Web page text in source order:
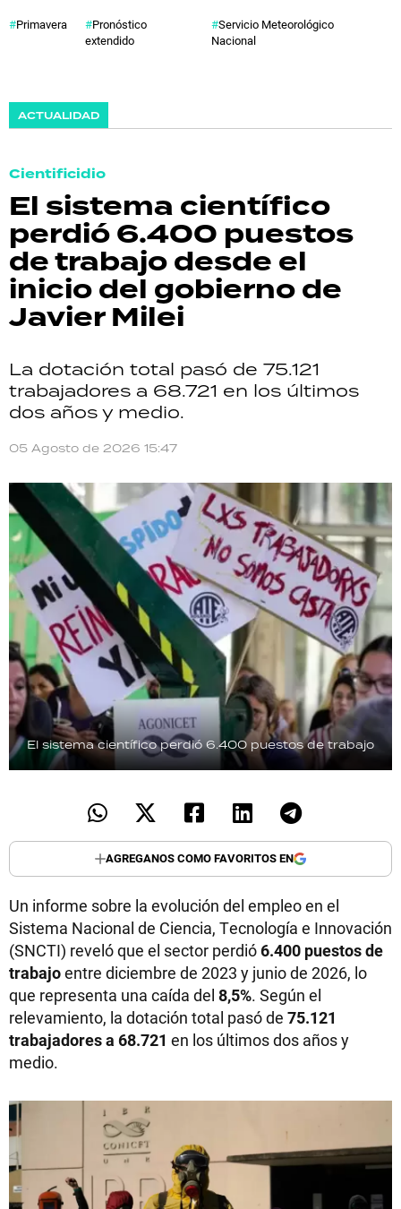
Primavera
Pronóstico
extendido
Servicio Meteorológico
Nacional
ACTUALIDAD
Cientificidio
El sistema científico
perdió 6.400 puestos
de trabajo desde el
inicio del gobierno de
Javier Milei
La dotación total pasó de 75.121
trabajadores a 68.721 en los últimos
dos años y medio.
05 Agosto de 2026 15:47
El sistema científico perdió 6.400 puestos de trabajo
AGREGANOS COMO FAVORITOS EN
Un informe sobre la evolución del empleo en el
Sistema Nacional de Ciencia, Tecnología e Innovación
(SNCTI) reveló que el sector perdió6.400 puestos de
trabajoentre diciembre de 2023 y junio de 2026, lo
que representa una caída del 8,5%. Según el
relevamiento, la dotación total pasó de 75.121
trabajadores a 68.721 en los últimos dos años y
medio.